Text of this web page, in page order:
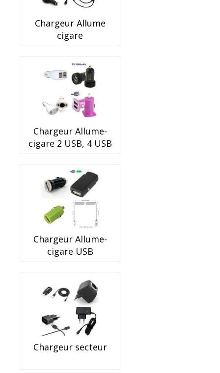
Chargeur Allume
cigare
Chargeur Allume-
cigare 2 USB, 4 USB
Chargeur Allume-
cigare USB
Chargeur secteur